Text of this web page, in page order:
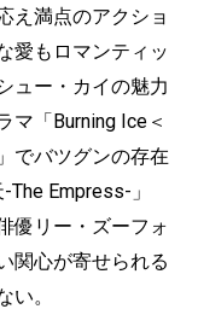
え満点のアクショ
愛もロマンティッ
ュー・カイの魅力
マ「Burning Ice＜
でバツグンの存在
Empress-」
優リー・ズーフォ
関心が寄せられる
い。